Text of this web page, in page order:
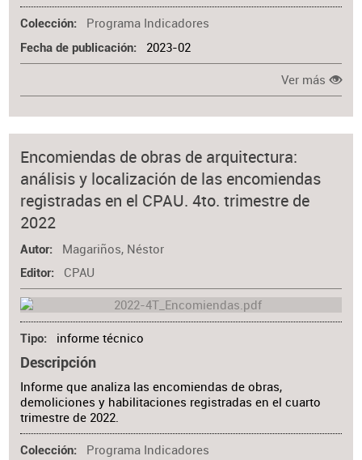
Colección Programa Indicadores
Fecha de publicación 2023-02
Ver más
Encomiendas de obras de arquitectura:
análisis y localización de las encomiendas
registradas en el CPAU. 4to. trimestre de
2022
Autor Magariños, Néstor
Editor CPAU
Tipo informe técnico
Descripción
Informe que analiza las encomiendas de obras,
demoliciones y habilitaciones registradas en el cuarto
trimestre de 2022.
Colección Programa Indicadores